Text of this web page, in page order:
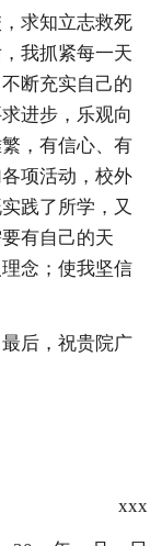
求知立志救死
我抓紧每一天
断充实自己的
进步，乐观向
，有信心、有
项活动，校外
践了所学，又
有自己的天
念；使我坚信
后，祝贵院广
xxx